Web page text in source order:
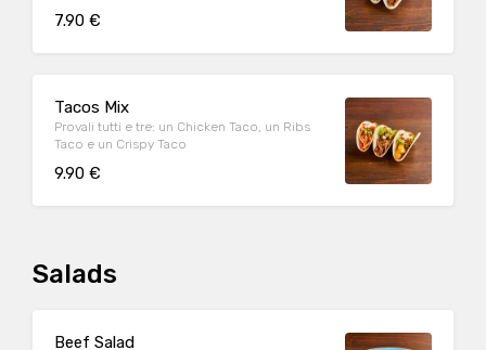
guarnito con salsa Guacamole
7.90 €
Tacos Mix
Provali tutti e tre: un Chicken Taco, un Ribs
Taco e un Crispy Taco
9.90 €
Salads
Beef Salad